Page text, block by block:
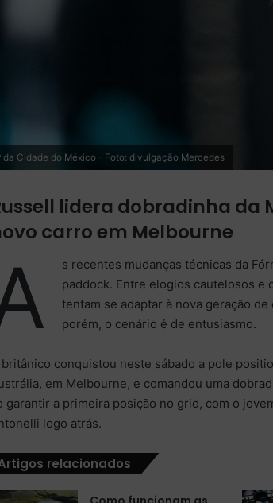
da Cidade do México - Foto: divulgação Mercedes
lidera dobradinha da
carro em Melbourne
s recentes mudanças técnicas da
paddock. Entre elogios cautelosos e
tentam se adaptar à nova geração
porém, o cenário é de entusiasmo.
britânico conquistou neste sábado a pole
em Melbourne, e comandou uma
garantir a primeira posição no grid, com o
logo atrás.
relacionados